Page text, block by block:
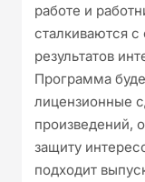
работе и
сталкиваются
результатов
Программа
лицензионные
произведений,
защиту
подходит